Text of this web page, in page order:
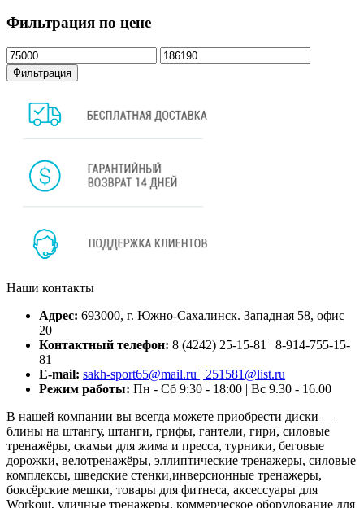
Фильтрация по цене
Минимальная
цена
Максимальная
цена
Фильтрация
Наши контакты
Адрес: 693000, г. Южно-Сахалинск. Западная 58, офис
20
Контактный телефон: 8 (4242) 25-15-81 | 8-914-755-15-
81
E-mail: sakh-sport65@mail.ru | 251581@list.ru
Режим работы: Пн - Сб 9:30 - 18:00 | Вс 9.30 - 16.00
В нашей компании вы всегда можете приобрести диски —
блины на штангу, штанги, грифы, гантели, гири, силовые
тренажёры, скамьи для жима и пресса, турники, беговые
дорожки, велотренажёры, эллиптические тренажеры, силовые
комплексы, шведские стенки,инверсионные тренажеры,
боксёрские мешки, товары для фитнеса, аксессуары для
Workout, уличные тренажеры, коммерческое оборудование для